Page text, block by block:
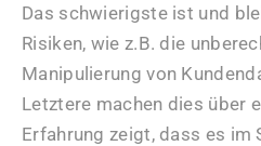
Das schwierigste ist und
Risiken, wie z.B. die
Manipulierung von
Letztere machen dies über
Erfahrung zeigt, dass es im